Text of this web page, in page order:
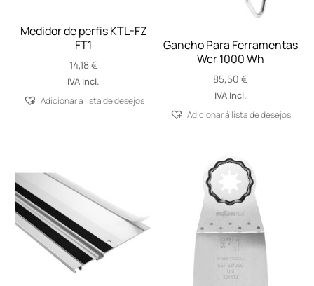
Medidor de perfis KTL-FZ
FT1
14,18€
IVA Incl.
Adicionar á lista de desejos
Gancho Para Ferramentas
Wcr 1000 Wh
85,50€
IVA Incl.
Adicionar á lista de desejos